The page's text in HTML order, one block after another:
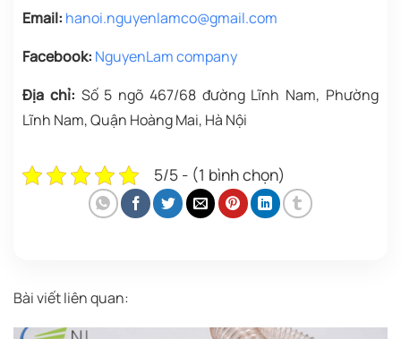
Email: hanoi.nguyenlamco@gmail.com
Facebook: NguyenLam company
Địa chỉ: Số 5 ngõ 467/68 đường Lĩnh Nam, Phường
Lĩnh Nam, Quận Hoàng Mai, Hà Nội
5/5 - (1 bình chọn)
Bài viết liên quan: